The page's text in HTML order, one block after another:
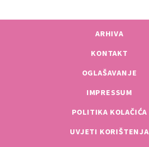
ARHIVA
KONTAKT
OGLAŠAVANJE
IMPRESSUM
POLITIKA KOLAČIĆA
UVJETI KORIŠTENJA